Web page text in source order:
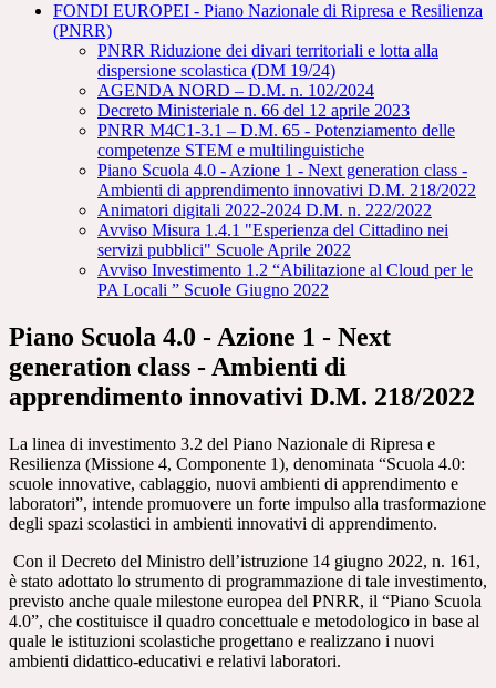
FONDI EUROPEI - Piano Nazionale di Ripresa e Resilienza
(PNRR)
PNRR Riduzione dei divari territoriali e lotta alla
dispersione scolastica (DM 19/24)
AGENDA NORD – D.M. n. 102/2024
Decreto Ministeriale n. 66 del 12 aprile 2023
PNRR M4C1-3.1 – D.M. 65 - Potenziamento delle
competenze STEM e multilinguistiche
Piano Scuola 4.0 - Azione 1 - Next generation class -
Ambienti di apprendimento innovativi D.M. 218/2022
Animatori digitali 2022-2024 D.M. n. 222/2022
Avviso Misura 1.4.1 "Esperienza del Cittadino nei
servizi pubblici" Scuole Aprile 2022
Avviso Investimento 1.2 “Abilitazione al Cloud per le
PA Locali ” Scuole Giugno 2022
Piano Scuola 4.0 - Azione 1 - Next
generation class - Ambienti di
apprendimento innovativi D.M. 218/2022
La linea di investimento 3.2 del Piano Nazionale di Ripresa e
Resilienza (Missione 4, Componente 1), denominata “Scuola 4.0:
scuole innovative, cablaggio, nuovi ambienti di apprendimento e
laboratori”, intende promuovere un forte impulso alla trasformazione
degli spazi scolastici in ambienti innovativi di apprendimento.
Con il Decreto del Ministro dell’istruzione 14 giugno 2022, n. 161,
è stato adottato lo strumento di programmazione di tale investimento,
previsto anche quale milestone europea del PNRR, il “Piano Scuola
4.0”, che costituisce il quadro concettuale e metodologico in base al
quale le istituzioni scolastiche progettano e realizzano i nuovi
ambienti didattico-educativi e relativi laboratori.